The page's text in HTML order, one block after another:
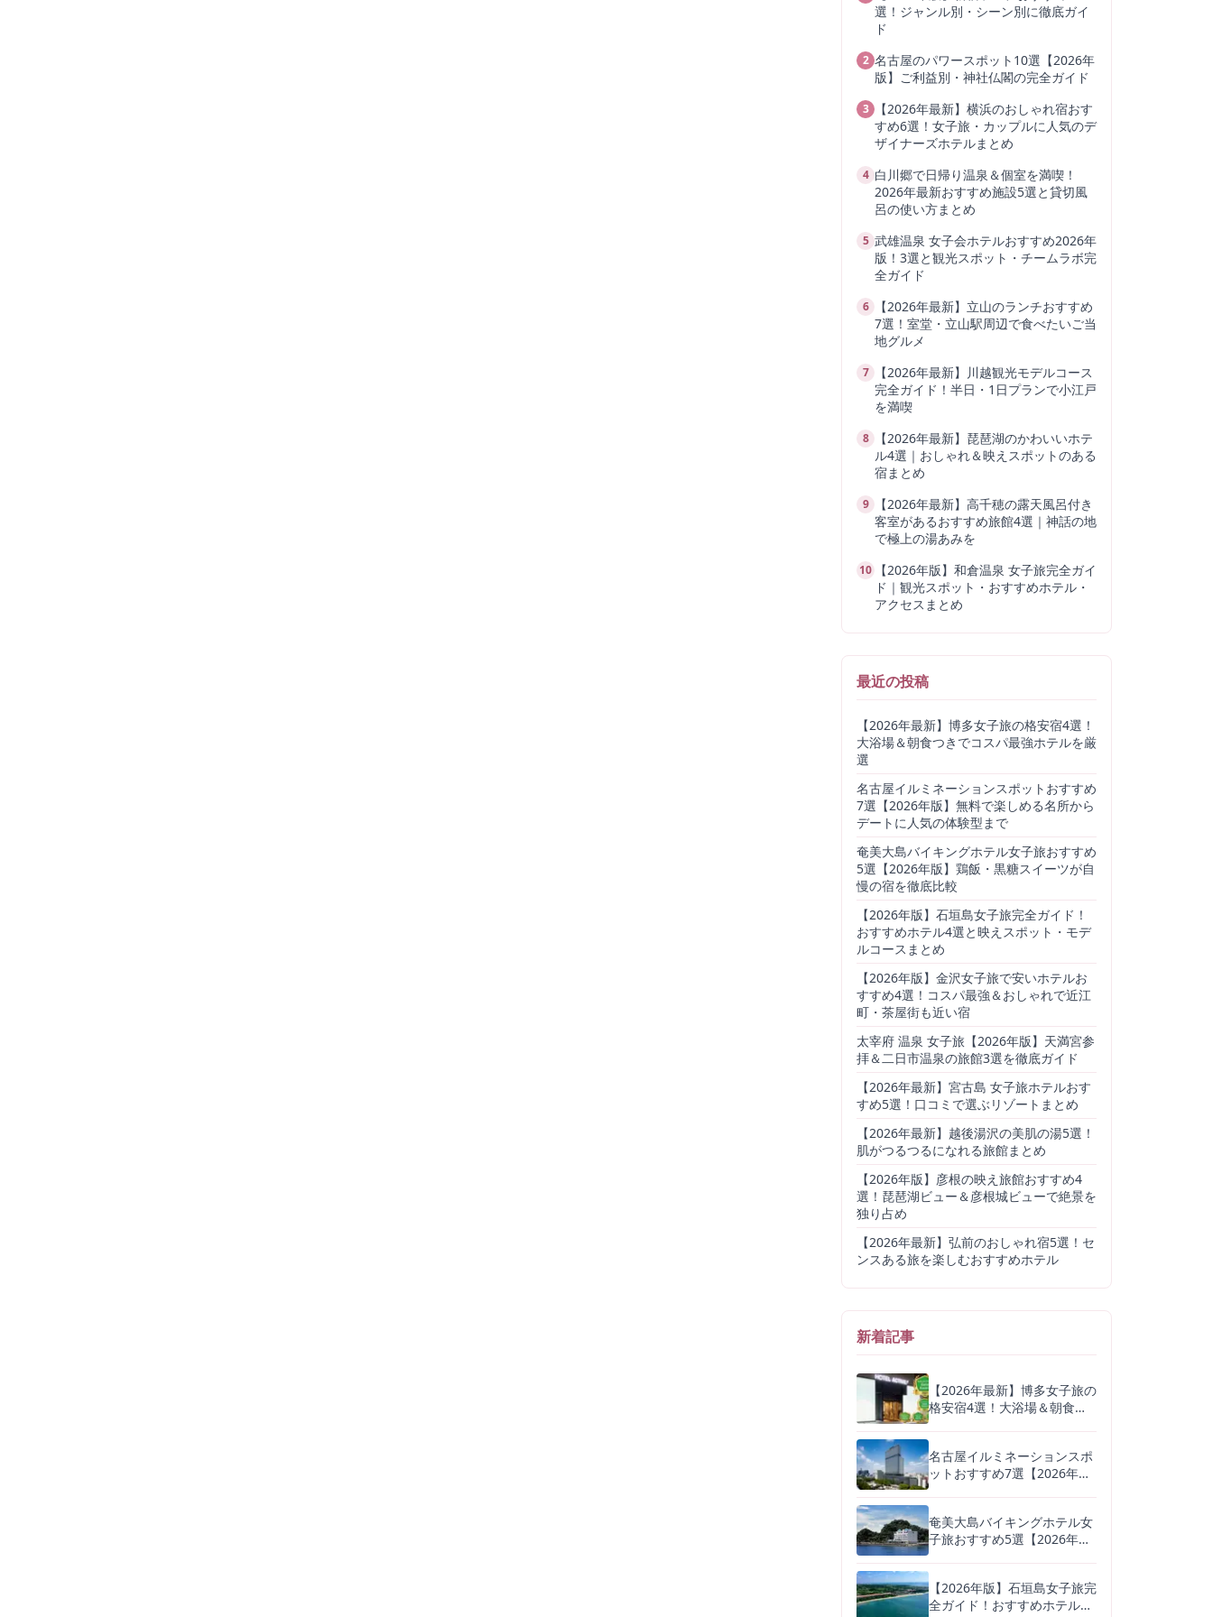
選！ジャンル別・シーン別に徹底ガイ
ド
2 名古屋のパワースポット10選【2026年
版】ご利益別・神社仏閣の完全ガイド
3
【2026年最新】横浜のおしゃれ宿おす
すめ6選！女子旅・カップルに人気のデ
ザイナーズホテルまとめ
4 白川郷で日帰り温泉＆個室を満喫！
2026年最新おすすめ施設5選と貸切風
呂の使い方まとめ
5 武雄温泉 女子会ホテルおすすめ2026年
版！3選と観光スポット・チームラボ完
全ガイド
6
【2026年最新】立山のランチおすすめ
7選！室堂・立山駅周辺で食べたいご当
地グルメ
7
【2026年最新】川越観光モデルコース
完全ガイド！半日・1日プランで小江戸
を満喫
8
【2026年最新】琵琶湖のかわいいホテ
ル4選｜おしゃれ＆映えスポットのある
宿まとめ
9
【2026年最新】高千穂の露天風呂付き
客室があるおすすめ旅館4選｜神話の地
で極上の湯あみを
10
【2026年版】和倉温泉 女子旅完全ガイ
ド｜観光スポット・おすすめホテル・
アクセスまとめ
最近の投稿
【2026年最新】博多女子旅の格安宿4選！
大浴場＆朝食つきでコスパ最強ホテルを厳
選
名古屋イルミネーションスポットおすすめ
7選【2026年版】無料で楽しめる名所から
デートに人気の体験型まで
奄美大島バイキングホテル女子旅おすすめ
5選【2026年版】鶏飯・黒糖スイーツが自
慢の宿を徹底比較
【2026年版】石垣島女子旅完全ガイド！
おすすめホテル4選と映えスポット・モデ
ルコースまとめ
【2026年版】金沢女子旅で安いホテルお
すすめ4選！コスパ最強＆おしゃれで近江
町・茶屋街も近い宿
太宰府 温泉 女子旅【2026年版】天満宮参
拝＆二日市温泉の旅館3選を徹底ガイド
【2026年最新】宮古島 女子旅ホテルおす
すめ5選！口コミで選ぶリゾートまとめ
【2026年最新】越後湯沢の美肌の湯5選！
肌がつるつるになれる旅館まとめ
【2026年版】彦根の映え旅館おすすめ4
選！琵琶湖ビュー＆彦根城ビューで絶景を
独り占め
【2026年最新】弘前のおしゃれ宿5選！セ
ンスある旅を楽しむおすすめホテル
新着記事
【2026年最新】博多女子旅の
格安宿4選！大浴場＆朝食つ
名古屋イルミネーションスポ
ットおすすめ7選【2026年
奄美大島バイキングホテル女
子旅おすすめ5選【2026年
【2026年版】石垣島女子旅完
全ガイド！おすすめホテル4